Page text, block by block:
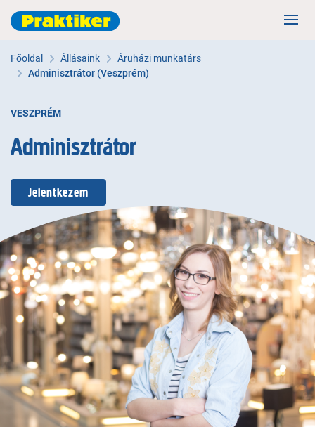
Főoldal Állásaink
Áruházi munkatárs
Adminisztrátor (Veszprém)
VESZPRÉM
Adminisztrátor
Jelentkezem